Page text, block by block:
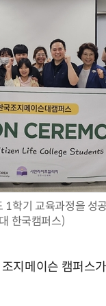
학기 교육과정을 성
한국캠퍼스)
지메이슨 캠퍼스